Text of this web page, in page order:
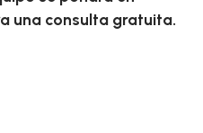
una consulta gratuita.